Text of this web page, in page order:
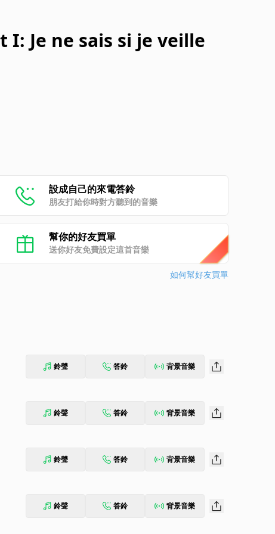
I: Je ne sais si je veille
設成自己的來電答鈴
朋友打給你時對方聽到的音樂
幫你的好友買單
送你好友免費設定這首音樂
如何幫好友買單
鈴聲 答鈴 背景音樂
鈴聲 答鈴 背景音樂
鈴聲 答鈴 背景音樂
鈴聲 答鈴 背景音樂